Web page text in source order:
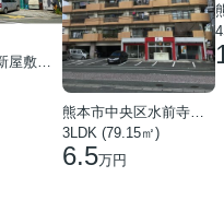
熊本市中央区水前寺１丁目
3LDK (79.15㎡)
6.5万円